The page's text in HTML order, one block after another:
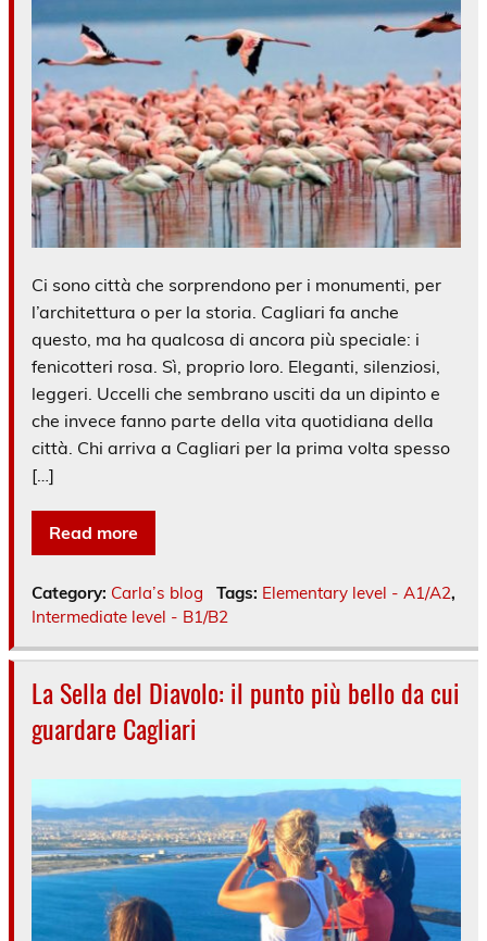
Ci sono città che sorprendono per i monumenti, per
l’architettura o per la storia. Cagliari fa anche
questo, ma ha qualcosa di ancora più speciale: i
fenicotteri rosa. Sì, proprio loro. Eleganti, silenziosi,
leggeri. Uccelli che sembrano usciti da un dipinto e
che invece fanno parte della vita quotidiana della
città. Chi arriva a Cagliari per la prima volta spesso
[…]
Read more
Category: Carla’s blog Tags: Elementary level - A1/A2,
Intermediate level - B1/B2
La Sella del Diavolo: il punto più bello da cui
guardare Cagliari